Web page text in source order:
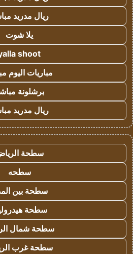
ريال مدريد
يلا شوت
shoot
مباريات اليوم
برشلونة
ريال مدريد
سطحة
سطحه
سطحة بين
سطحة
سطحة شمال
سطحة غرب